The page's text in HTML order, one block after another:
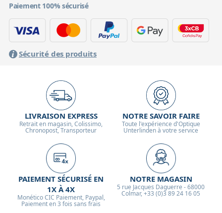
Paiement 100% sécurisé
Sécurité des produits
LIVRAISON EXPRESS
Retrait en magasin, Colissimo,
Chronopost, Transporteur
NOTRE SAVOIR FAIRE
Toute l'expérience d'Optique
Unterlinden à votre service
PAIEMENT SÉCURISÉ EN
1X À 4X
Monético CIC Paiement, Paypal,
Paiement en 3 fois sans frais
NOTRE MAGASIN
5 rue Jacques Daguerre - 68000
Colmar, +33 (0)3 89 24 16 05